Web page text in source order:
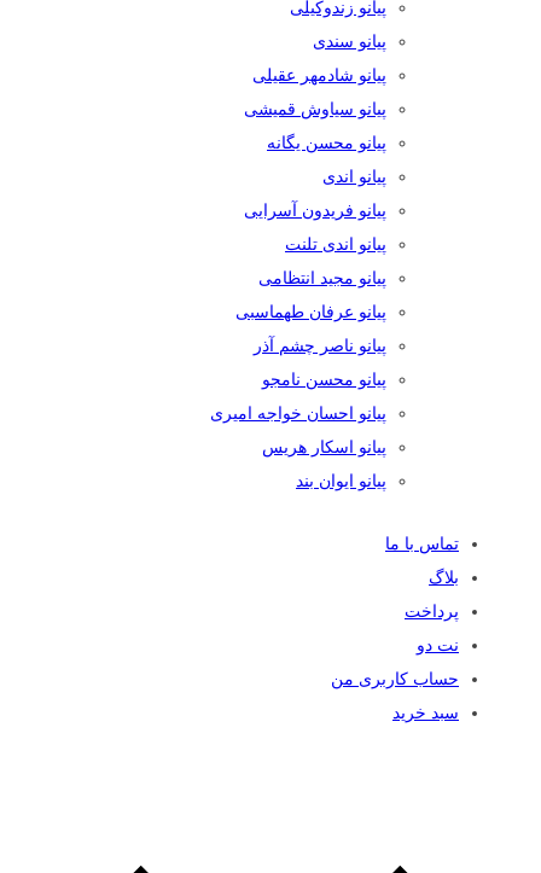
پیانو زندوکیلی
پیانو سندی
پیانو شادمهر عقیلی
پیانو سیاوش قمیشی
پیانو محسن یگانه
پیانو اندی
پیانو فریدون آسرایی
پیانو اندی تلنت
پیانو مجید انتظامی
پیانو عرفان طهماسبی
پیانو ناصر چشم آذر
پیانو محسن نامجو
پیانو احسان خواجه امیری
پیانو اسکار هریس
پیانو ایوان بند
تماس با ما
بلاگ
پرداخت
نت دو
حساب کاربری من
سبد خرید